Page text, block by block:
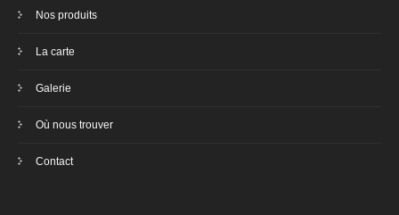
Nos produits
La carte
Galerie
Où nous trouver
Contact